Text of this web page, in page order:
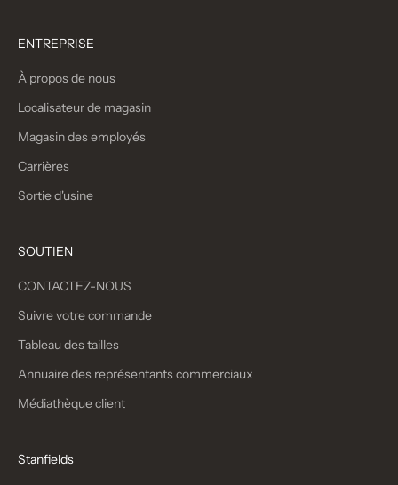
ENTREPRISE
À propos de nous
Localisateur de magasin
Magasin des employés
Carrières
Sortie d'usine
SOUTIEN
CONTACTEZ-NOUS
Suivre votre commande
Tableau des tailles
Annuaire des représentants commerciaux
Médiathèque client
Stanfields